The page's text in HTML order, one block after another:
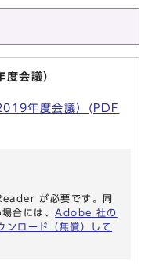
会議）
年度会議）(PDF
が必要です。同
合には、 Adobe 社の
ロード（無償）して